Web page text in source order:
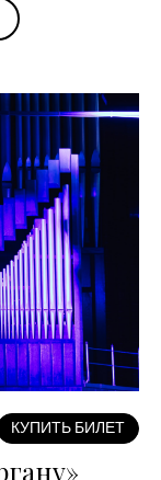
КУПИТЬ БИЛЕТ